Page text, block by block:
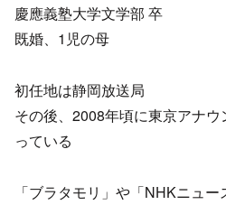
慶應義塾大学文学部 卒
既婚、1児の母
初任地は静岡放送局
その後、2008年頃に東京アナ
っている
「ブラタモリ」や「NHKニュ